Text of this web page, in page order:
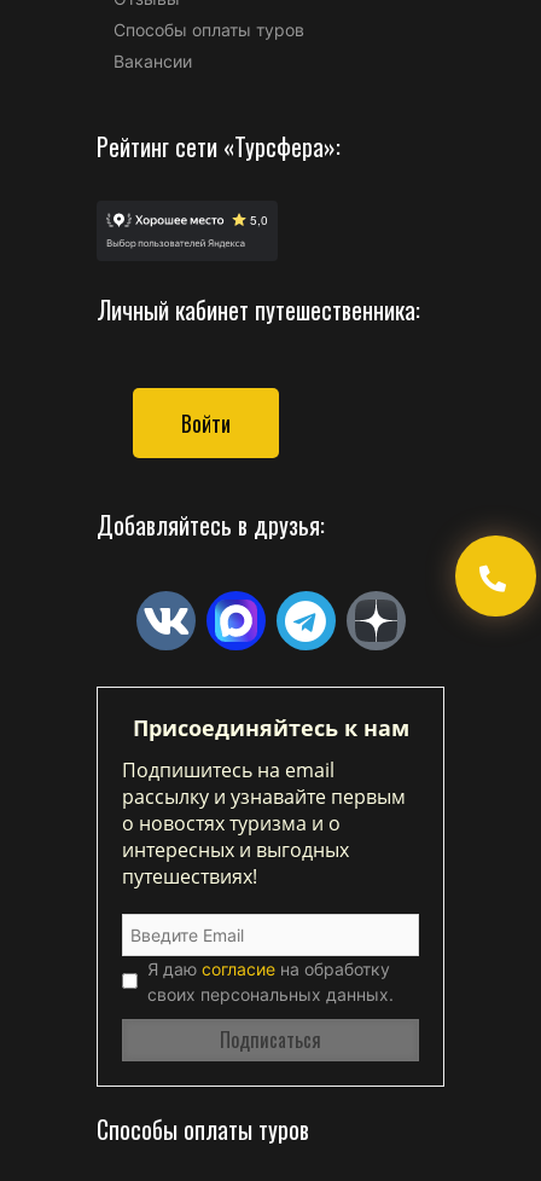
Способы оплаты туров
Вакансии
Рейтинг сети «Турсфера»:
Личный кабинет путешественника:
Войти
Добавляйтесь в друзья:
Присоединяйтесь к нам
Подпишитесь на email
рассылку и узнавайте первым
о новостях туризма и о
интересных и выгодных
путешествиях!
Я даю согласие на обработку
своих персональных данных.
Способы оплаты туров